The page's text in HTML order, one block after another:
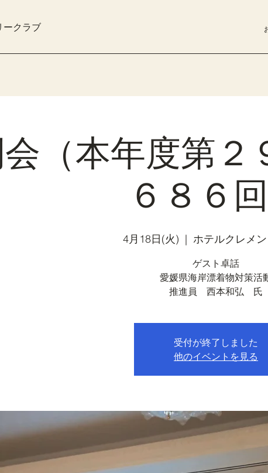
ークラブ
（本年度第
６８６回
4月18日(火)
  |
ホテルクレメ
ゲスト卓話
愛媛県海岸漂着物対策活
推進員 西本和弘 氏
受付が終了しました
他のイベントを見る